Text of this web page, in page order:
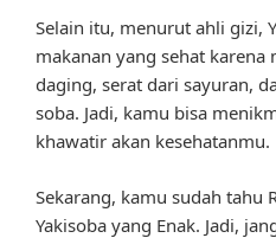
Selain itu, menurut ahli gizi,
makanan yang sehat
daging, serat dari sayuran,
soba. Jadi, kamu bisa
khawatir akan kesehatanmu.
Sekarang, kamu sudah tahu
Yakisoba yang Enak. Jadi,